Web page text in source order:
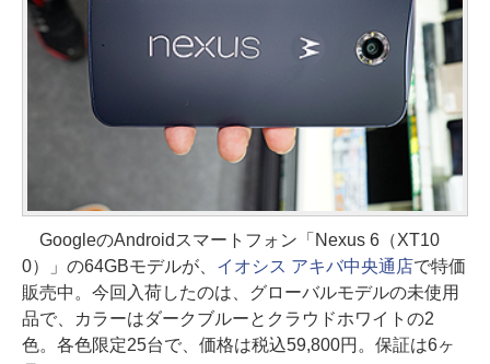
GoogleのAndroidスマートフォン「Nexus 6（XT10
0）」の64GBモデルが、 イオシス アキバ中央通店で特価
販売中。今回入荷したのは、グローバルモデルの未使用
品で、カラーはダークブルーとクラウドホワイトの2
色。各色限定25台で、価格は税込59,800円。保証は6ヶ